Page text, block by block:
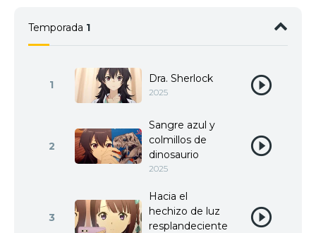
Temporada 1
1 Dra. Sherlock
2025
2
Sangre azul y
colmillos de
dinosaurio
2025
3
Hacia el
hechizo de luz
resplandeciente